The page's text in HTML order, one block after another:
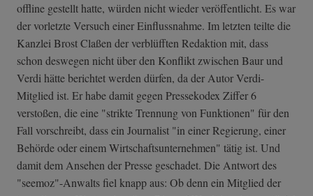
offline gestellt hatte, würden nicht wieder veröffentlicht. Es war
der vorletzte Versuch einer Einflussnahme. Im letzten teilte die
Kanzlei Brost Claßen der verblüfften Redaktion mit, dass
schon deswegen nicht über den Konflikt zwischen Baur und
Verdi hätte berichtet werden dürfen, da der Autor Verdi-
Mitglied ist. Er habe damit gegen Pressekodex Ziffer 6
verstoßen, die eine "strikte Trennung von Funktionen" für den
Fall vorschreibt, dass ein Journalist "in einer Regierung, einer
Behörde oder einem Wirtschaftsunternehmen" tätig ist. Und
damit dem Ansehen der Presse geschadet. Die Antwort des
"seemoz"-Anwalts fiel knapp aus: Ob denn ein Mitglied der